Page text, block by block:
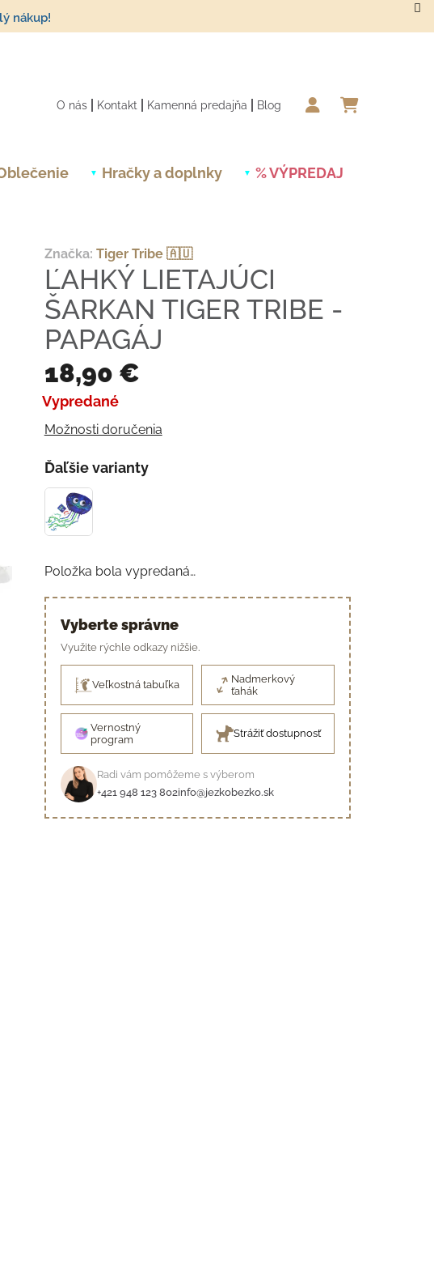
nákup!
O nás Kontakt Kamenná predajňa Blog
Hračky a doplnky % VÝPREDAJ
ĽAHKÝ LIETAJÚCI
ŠARKAN TIGER TRIBE -
PAPAGÁJ
Značka: Tiger Tribe 🇦🇺
18,90 €
Jednotková cena:
Vypredané
Možnosti doručenia
Ďaľšie varianty
Položka bola vypredaná…
Vyberte správne
Využite rýchle odkazy nižšie.
Veľkostná tabuľka
Nadmerkový
ťahák
Vernostný
program
Strážiť dostupnosť
Radi vám pomôžeme s výberom
+421 948 123 802info@jezkobezko.sk